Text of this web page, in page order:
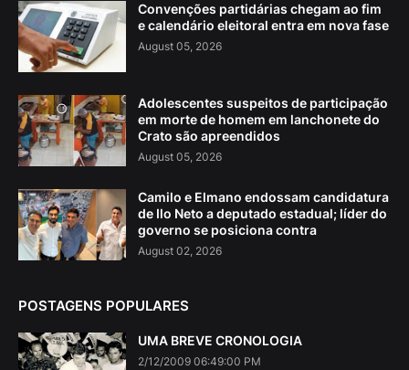
Convenções partidárias chegam ao fim
e calendário eleitoral entra em nova fase
August 05, 2026
Adolescentes suspeitos de participação
em morte de homem em lanchonete do
Crato são apreendidos
August 05, 2026
Camilo e Elmano endossam candidatura
de Ilo Neto a deputado estadual; líder do
governo se posiciona contra
August 02, 2026
POSTAGENS POPULARES
UMA BREVE CRONOLOGIA
2/12/2009 06:49:00 PM